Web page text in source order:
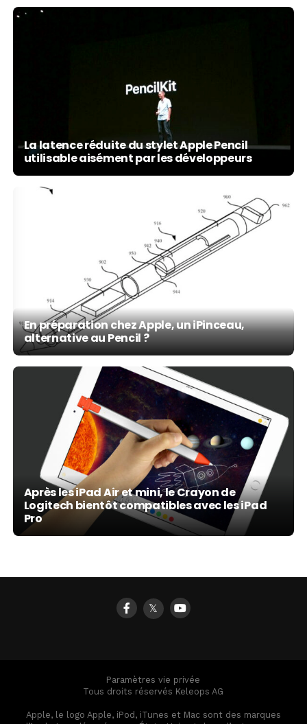
La latence réduite du stylet Apple Pencil
utilisable aisément par les développeurs
En préparation chez Apple, un iPinceau,
alternative au Pencil ?
Après les iPad Air et mini, le Crayon de
Logitech bientôt compatibles avec les iPad
Pro
𝕏
Paramètres vie privée
Tous droits réservés Keleops AG
Apple, le logo Apple, iPod, iTunes et Mac sont des marques